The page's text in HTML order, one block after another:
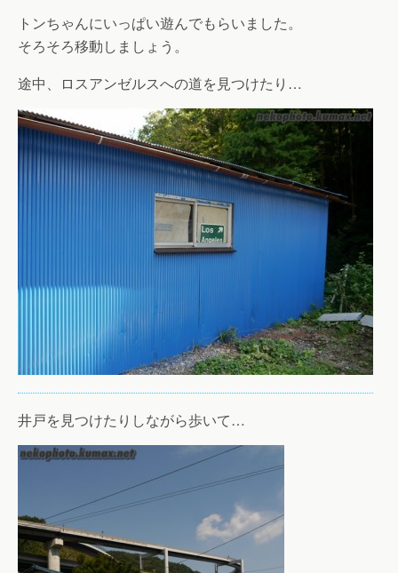
トンちゃんにいっぱい遊んでもらいました。
そろそろ移動しましょう。
途中、ロスアンゼルスへの道を見つけたり…
井戸を見つけたりしながら歩いて…